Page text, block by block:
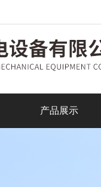
产品展示